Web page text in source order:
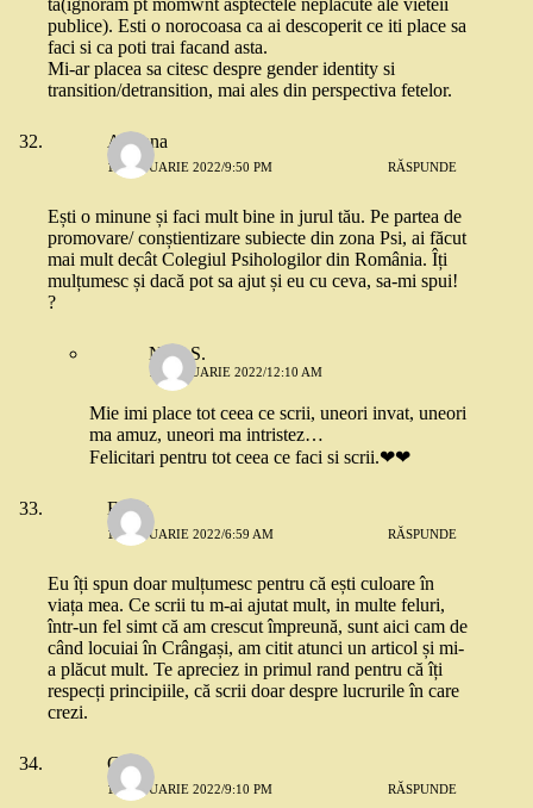
publice). Esti o norocoasa ca ai descoperit ce iti place sa
faci si ca poti trai facand asta.
Mi-ar placea sa citesc despre gender identity si
transition/detransition, mai ales din perspectiva fetelor.
Adriana
12 IANUARIE 2022/9:50 PM RĂSPUNDE
Ești o minune și faci mult bine in jurul tău. Pe partea de
promovare/ conștientizare subiecte din zona Psi, ai făcut
mai mult decât Colegiul Psihologilor din România. Îți
mulțumesc și dacă pot sa ajut și eu cu ceva, sa-mi spui!
?
Nico S.
13 IANUARIE 2022/12:10 AM
Mie imi place tot ceea ce scrii, uneori invat, uneori
ma amuz, uneori ma intristez…
Felicitari pentru tot ceea ce faci si scrii.❤❤
Elena
13 IANUARIE 2022/6:59 AM RĂSPUNDE
Eu îți spun doar mulțumesc pentru că ești culoare în
viața mea. Ce scrii tu m-ai ajutat mult, in multe feluri,
într-un fel simt că am crescut împreună, sunt aici cam de
când locuiai în Crângași, am citit atunci un articol și mi-
a plăcut mult. Te apreciez in primul rand pentru că îți
respecți principiile, că scrii doar despre lucrurile în care
crezi.
Cora
14 IANUARIE 2022/9:10 PM RĂSPUNDE